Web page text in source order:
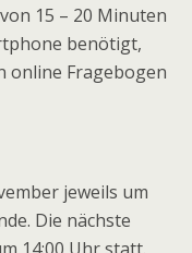
15 – 20 Minuten
benötigt,
online Fragebogen
jeweils um
Die nächste